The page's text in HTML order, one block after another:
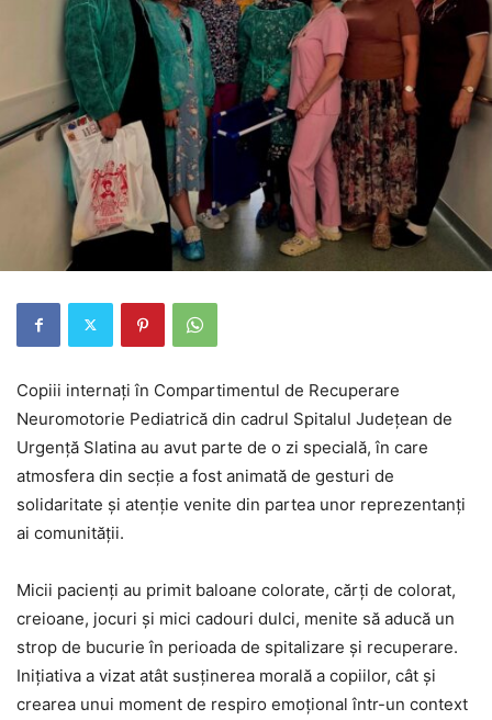
Copiii internați în Compartimentul de Recuperare
Neuromotorie Pediatrică din cadrul Spitalul Județean de
Urgență Slatina au avut parte de o zi specială, în care
atmosfera din secție a fost animată de gesturi de
solidaritate și atenție venite din partea unor reprezentanți
ai comunității.
Micii pacienți au primit baloane colorate, cărți de colorat,
creioane, jocuri și mici cadouri dulci, menite să aducă un
strop de bucurie în perioada de spitalizare și recuperare.
Inițiativa a vizat atât susținerea morală a copiilor, cât și
crearea unui moment de respiro emoțional într-un context